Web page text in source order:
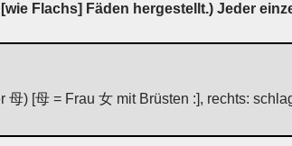
Flachs] Fäden hergestellt.) Jeder
母) [母 = Frau 女 mit Brüsten :], rechts: